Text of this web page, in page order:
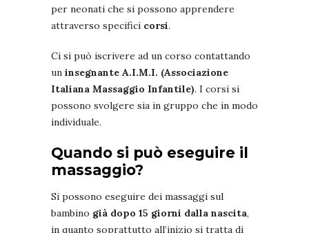
per neonati che si possono apprendere
attraverso specifici corsi.
Ci si può iscrivere ad un corso contattando
un insegnante A.I.M.I. (Associazione
Italiana Massaggio Infantile). I corsi si
possono svolgere sia in gruppo che in modo
individuale.
Quando si può eseguire il
massaggio?
Si possono eseguire dei massaggi sul
bambino già dopo 15 giorni dalla nascita,
in quanto soprattutto all’inizio si tratta di